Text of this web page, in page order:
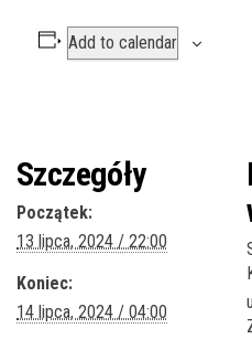
Add to calendar
Szczegóły
Początek:
13 lipca, 2024 / 22:00
Koniec:
14 lipca, 2024 / 04:00